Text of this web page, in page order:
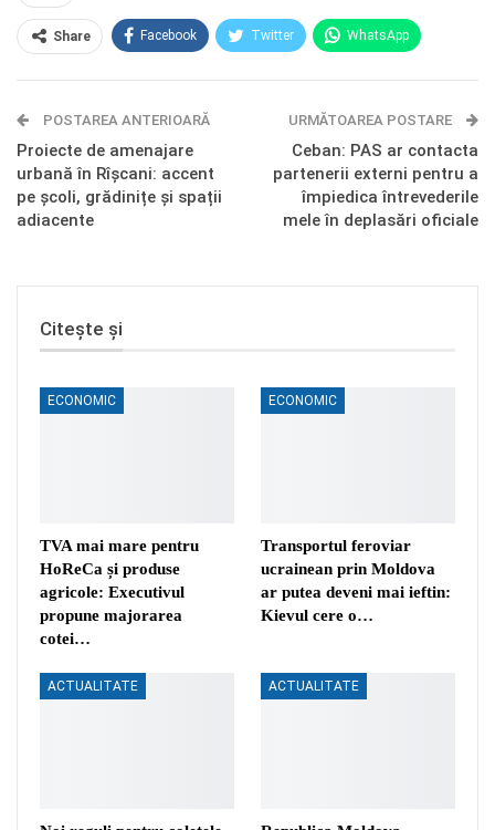
Share Facebook Twitter WhatsApp
Telegram OK.ru
POSTAREA ANTERIOARĂ
Proiecte de amenajare
urbană în Rîșcani: accent
pe școli, grădinițe și spații
adiacente
URMĂTOAREA POSTARE
Ceban: PAS ar contacta
partenerii externi pentru a
împiedica întrevederile
mele în deplasări oficiale
Citește și
ECONOMIC
TVA mai mare pentru
HoReCa și produse
agricole: Executivul
propune majorarea
cotei…
ECONOMIC
Transportul feroviar
ucrainean prin Moldova
ar putea deveni mai ieftin:
Kievul cere o…
ACTUALITATE ACTUALITATE